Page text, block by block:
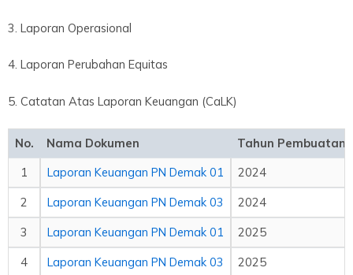
3. Laporan Operasional
4. Laporan Perubahan Equitas
5. Catatan Atas Laporan Keuangan (CaLK)
No. Nama Dokumen
Tahun Pembuatan
1
Laporan Keuangan PN Demak 01
2024
2
Laporan Keuangan PN Demak 03
2024
3
Laporan Keuangan PN Demak 01
2025
4
Laporan Keuangan PN Demak 03 2025